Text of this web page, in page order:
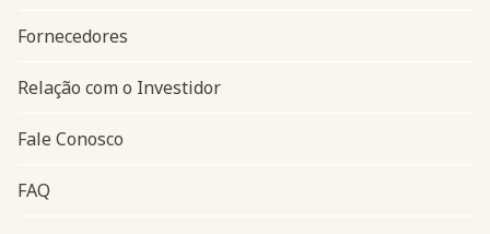
Fornecedores
Relação com o Investidor
Fale Conosco
FAQ